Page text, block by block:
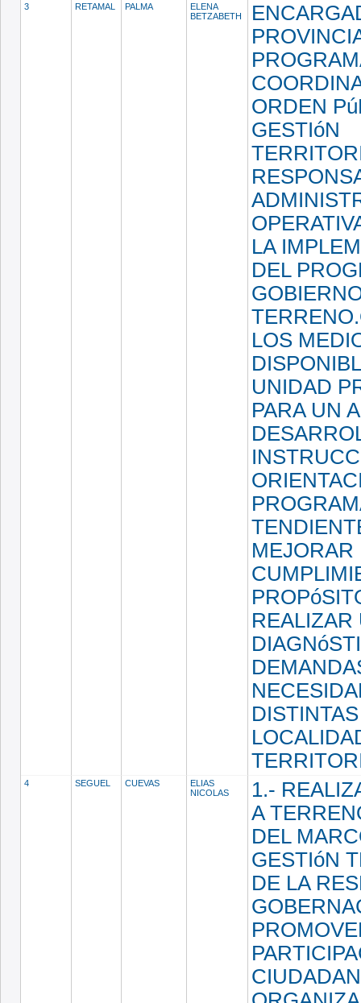
3 RETAMAL PALMA
ELENA
BETZABETH
ORDEN
GESTIóN
LA
DEL
LOS
UNIDAD
PARA UN
MEJORAR
REALIZAR
DISTINTAS
4 SEGUEL CUEVAS
ELIAS
NICOLAS
1.-
A
DEL
GESTIóN
DE LA